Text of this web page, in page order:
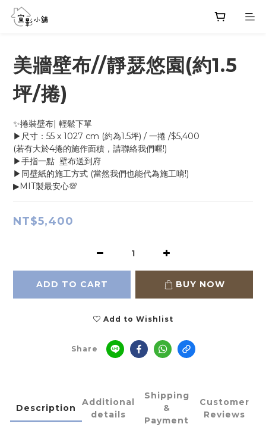
美牆壁布//靜瑟悠園(約1.5
坪/捲)
✨捲裝壁布| 輕鬆下單
▶尺寸：55 x 1027 cm (約為1.5坪) / 一捲 /$5,400
(若有大於4捲的施作面積，請聯絡我們喔!)
▶手指一點  壁布送到府
▶同壁紙的施工方式 (當然我們也能代為施工唷!)
▶MIT製最安心💯
NT$5,400
ADD TO CART BUY NOW
Add to Wishlist
Share
Description
Additional
details
Shipping
&
Payment
Customer
Reviews